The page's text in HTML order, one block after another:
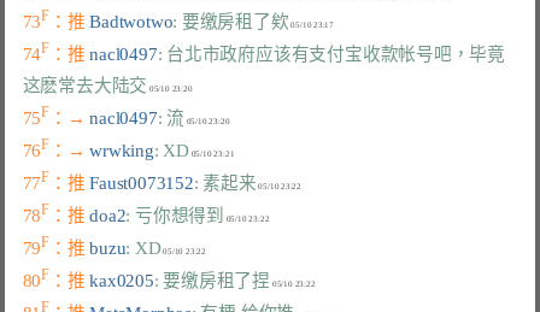
73F ：推 Badtwotwo: 要缴房租了欸
74F ：推 nacl0497: 台北市政府应该有支付宝收款帐号吧，毕竟
这麽常去大陆交
05/10 23:20
75F ：→ nacl0497: 流 05/10 23:20
76F ：→ wrwking: XD
77F ：推 Faust0073152: 素起来
78F ：推 doa2: 亏你想得到
79F ：推 buzu: XD
80F ：推 kax0205: 要缴房租了捏
F